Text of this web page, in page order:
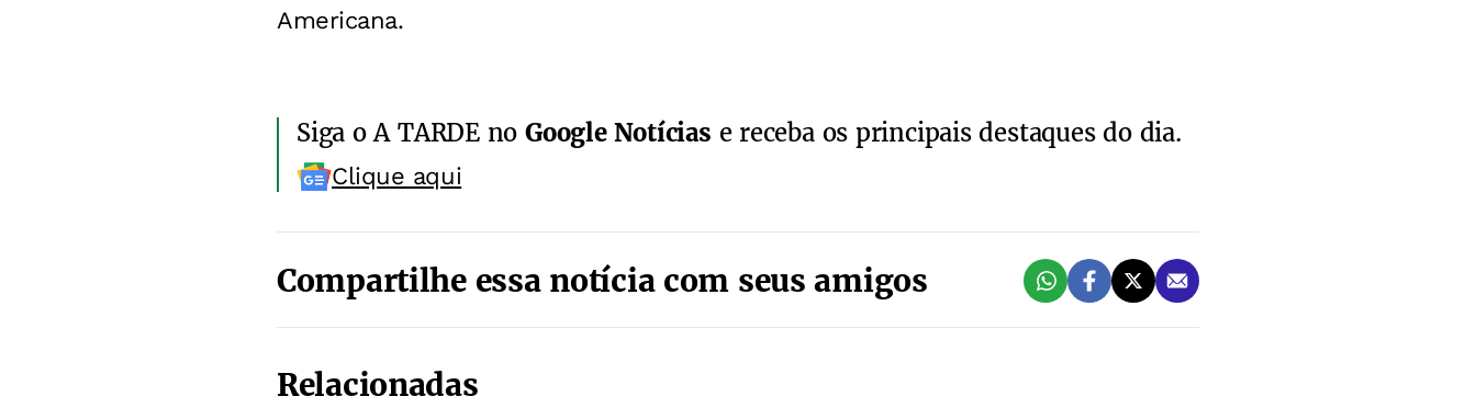
Americana.
Siga o A TARDE noGoogle Notícias e receba os principais destaques do dia.
Clique aqui
Compartilhe essa notícia com seus amigos
Relacionadas